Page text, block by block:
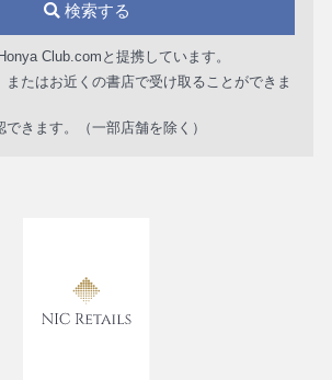
検索する
Club.comと提携しています。
たはお近くの書店で受け取ることができま
きます。（一部店舗を除く）